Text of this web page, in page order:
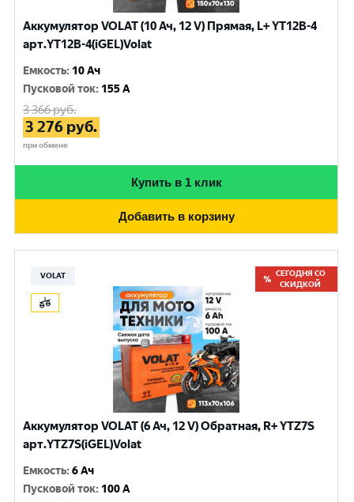
Аккумулятор VOLAT (10 Ач, 12 V) Прямая, L+ YT12B-4
арт.YT12B-4(iGEL)Volat
Емкость: 10 Ач
Пусковой ток: 155 A
3 366руб.
3 276 руб.
при обмене
Купить в 1 клик
Добавить в корзину
VOLAT
СЕГОДНЯ СО
СКИДКОЙ
Аккумулятор VOLAT (6 Ач, 12 V) Обратная, R+ YTZ7S
арт.YTZ7S(iGEL)Volat
Емкость:6 Ач
Пусковой ток: 100 A